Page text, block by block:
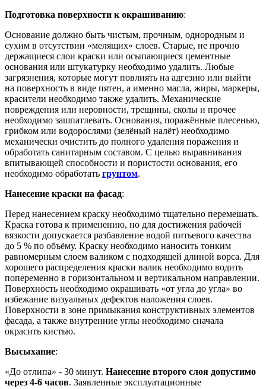
Подготовка поверхности к окрашиванию:
Основание должно быть чистым, прочным, однородным и
сухим в отсутствии «мелящих» слоев. Старые, не прочно
держащиеся слои краски или осыпающиеся цементные
основания или штукатурку необходимо удалить. Любые
загрязнения, которые могут повлиять на адгезию или выйти
на поверхность в виде пятен, а именно масла, жиры, маркеры,
красители необходимо также удалить. Механические
повреждения или неровности, трещины, сколы и прочее
необходимо зашпатлевать. Основания, поражённые плесенью,
грибком или водорослями (зелёный налёт) необходимо
механически очистить до полного удаления поражения и
обработать санитарным составом. С целью выравнивания
впитывающей способности и пористости основания, его
необходимо обработать грунтом.
Нанесение краски на фасад:
Перед нанесением краску необходимо тщательно перемешать.
Краска готова к применению, но для достижения рабочей
вязкости допускается разбавление водой питьевого качества
до 5 % по объёму. Краску необходимо наносить тонким
равномерным слоем валиком с подходящей длиной ворса. Для
хорошего распределения краски валик необходимо водить
попеременно в горизонтальном и вертикальном направлении.
Поверхность необходимо окрашивать «от угла до угла» во
избежание визуальных дефектов наложения слоев.
Поверхности в зоне примыкания конструктивных элементов
фасада, а также внутренние углы необходимо сначала
окрасить кистью.
Высыхание:
«До отлипа» - 30 минут. Нанесение второго слоя допустимо
через 4-6 часов. Заявленные эксплуатационные